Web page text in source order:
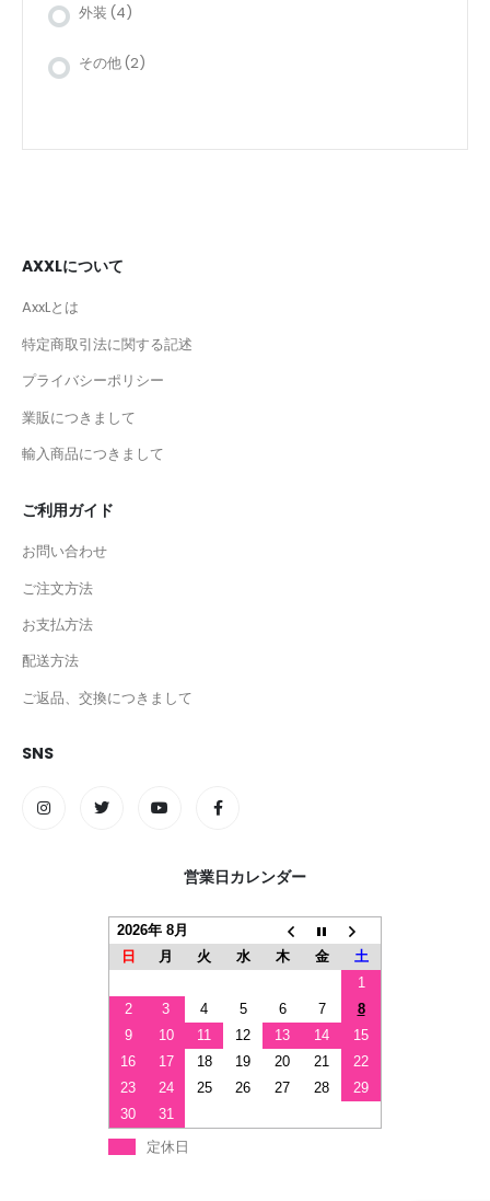
外装 (4)
その他 (2)
AXXLについて
AxxLとは
特定商取引法に関する記述
プライバシーポリシー
業販につきまして
輸入商品につきまして
ご利用ガイド
お問い合わせ
ご注文方法
お支払方法
配送方法
ご返品、交換につきまして
SNS
営業日カレンダー
2026年 8月
日
月 火 水 木 金
土
1
2
3 4 5 6 7
8
9
10 11 12 13 14
15
16
17 18 19 20 21
22
23
24 25 26 27 28
29
30
31
定休日